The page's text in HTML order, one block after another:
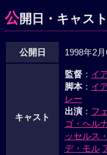
公開日・キャス
公開日 1998年2月
キャスト
監督： イ
脚本： イ
レー
出演： フ
ゴ・ヘル
ッセルス
デ・モル